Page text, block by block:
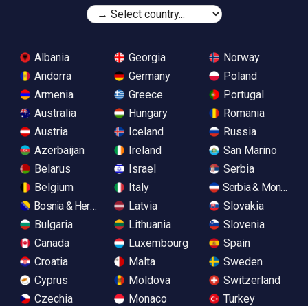
Albania
Andorra
Armenia
Australia
Austria
Azerbaijan
Belarus
Belgium
Bosnia & Herzegovina
Bulgaria
Canada
Croatia
Cyprus
Czechia
Georgia
Germany
Greece
Hungary
Iceland
Ireland
Israel
Italy
Latvia
Lithuania
Luxembourg
Malta
Moldova
Monaco
Norway
Poland
Portugal
Romania
Russia
San Marino
Serbia
Serbia &
Slovakia
Slovenia
Spain
Sweden
Switzerland
Turkey